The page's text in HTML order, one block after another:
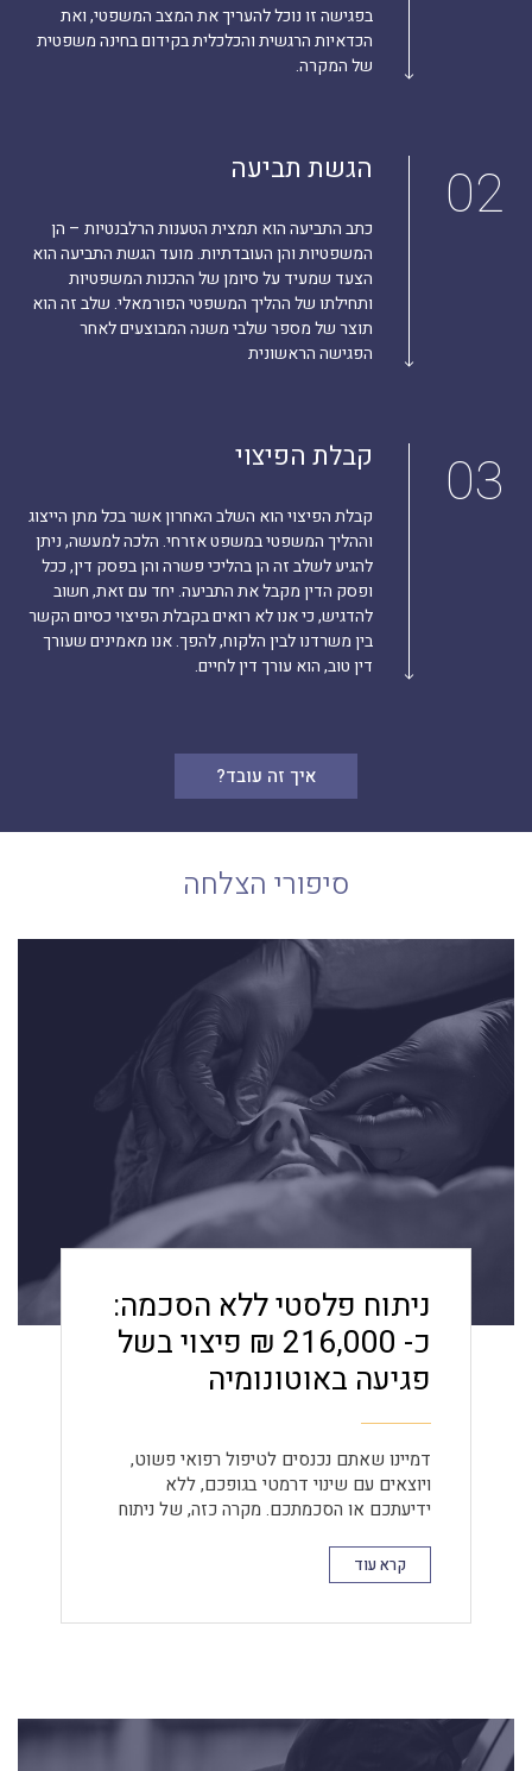
בפגישה זו נוכל להעריך את המצב המשפטי, ואת
הכדאיות הרגשית והכלכלית בקידום בחינה משפטית
של המקרה.
02 הגשת תביעה
כתב התביעה הוא תמצית הטענות הרלבנטיות – הן
המשפטיות והן העובדתיות. מועד הגשת התביעה הוא
הצעד שמעיד על סיומן של ההכנות המשפטיות
ותחילתו של ההליך המשפטי הפורמאלי. שלב זה הוא
תוצר של מספר שלבי משנה המבוצעים לאחר
הפגישה הראשונית
03 קבלת הפיצוי
קבלת הפיצוי הוא השלב האחרון אשר בכל מתן הייצוג
וההליך המשפטי במשפט אזרחי. הלכה למעשה, ניתן
להגיע לשלב זה הן בהליכי פשרה והן בפסק דין, ככל
ופסק הדין מקבל את התביעה. יחד עם זאת, חשוב
להדגיש, כי אנו לא רואים בקבלת הפיצוי כסיום הקשר
בין משרדנו לבין הלקוח, להפך. אנו מאמינים שעורך
דין טוב, הוא עורך דין לחיים.
איך זה עובד?
סיפורי הצלחה
ניתוח פלסטי ללא הסכמה:
כ- 216,000 ₪ פיצוי בשל
פגיעה באוטונומיה
דמיינו שאתם נכנסים לטיפול רפואי פשוט,
ויוצאים עם שינוי דרמטי בגופכם, ללא
ידיעתכם או הסכמתכם. מקרה כזה, של ניתוח
החולים "מעייני הישועה". סיפורה חושף את
החשיבות העצומה של זכותכם לאוטונומיה על
קרא עוד